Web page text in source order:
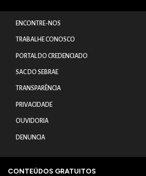
ENCONTRE-NOS
TRABALHE CONOSCO
PORTAL DO CREDENCIADO
SAC DO SEBRAE
TRANSPARÊNCIA
PRIVACIDADE
OUVIDORIA
DENUNCIA
CONTEÚDOS GRATUITOS